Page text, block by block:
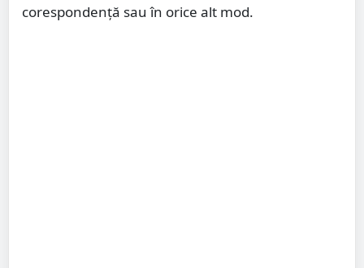
corespondență sau în orice alt mod.